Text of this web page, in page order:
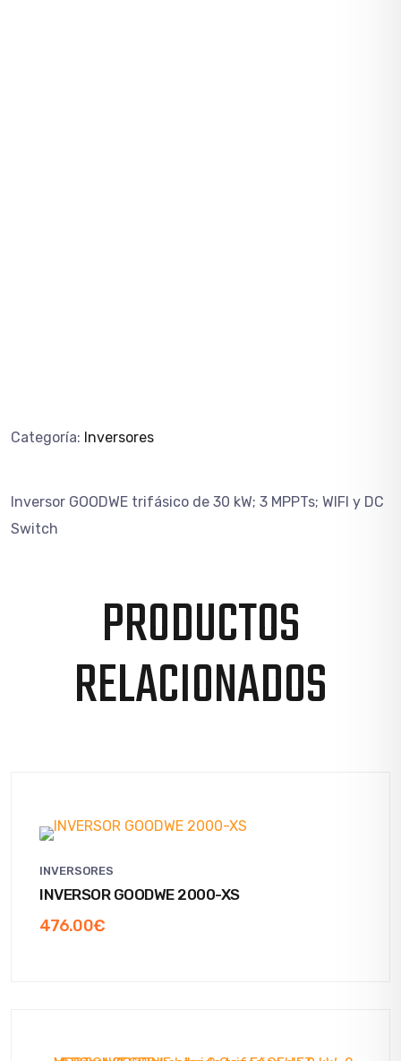
Categoría: Inversores
Inversor GOODWE trifásico de 30 kW; 3 MPPTs; WIFI y DC
Switch
PRODUCTOS
RELACIONADOS
INVERSORES
INVERSOR GOODWE 2000-XS
476.00€